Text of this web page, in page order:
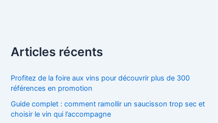
Articles récents
Profitez de la foire aux vins pour découvrir plus de 300
références en promotion
Guide complet : comment ramollir un saucisson trop sec et
choisir le vin qui l’accompagne